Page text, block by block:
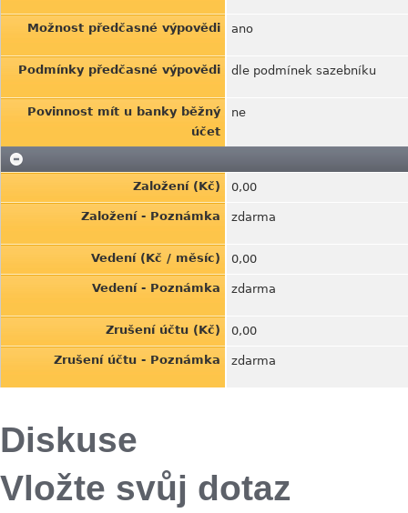
Možnost předčasné výpovědi ano
Podmínky předčasné výpovědi dle podmínek sazebníku
Povinnost mít u banky běžný
účet
ne
Založení (Kč) 0,00
Založení - Poznámka zdarma
Vedení (Kč / měsíc) 0,00
Vedení - Poznámka zdarma
Zrušení účtu (Kč) 0,00
Zrušení účtu - Poznámka zdarma
Diskuse
Vložte svůj dotaz